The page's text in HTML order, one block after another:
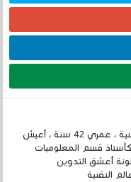
إسمي الكامل الحسين مزواد ، مغربي الجنسية ، عمري 42 سنة ، أعيش
قسم المعلوميات
أعشق التدوين
التقنية